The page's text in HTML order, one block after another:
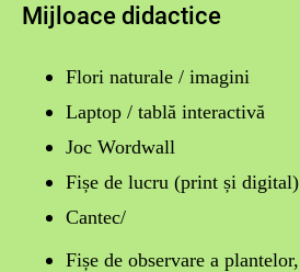
Mijloace didactice
Flori naturale / imagini
Laptop / tablă interactivă
Joc Wordwall
Fișe de lucru (print și digital)
Cantec/
Fișe de observare a plantelor,